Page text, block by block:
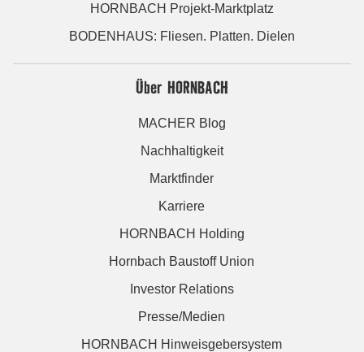
HORNBACH Projekt-Marktplatz
BODENHAUS: Fliesen. Platten. Dielen
Über HORNBACH
MACHER Blog
Nachhaltigkeit
Marktfinder
Karriere
HORNBACH Holding
Hornbach Baustoff Union
Investor Relations
Presse/Medien
HORNBACH Hinweisgebersystem